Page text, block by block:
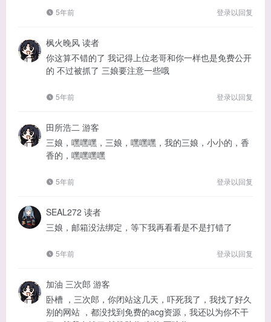
5年前 登录以回复
枫火晚风 读者
你这算不错的了 我记得上位老哥和你一样也是免费公开
的 不过被抓了 三娘要注意一些哦
5年前 登录以回复
田所浩二 游客
三娘，嘿嘿嘿，三娘，嘿嘿嘿，我的三娘，小小的，香
香的，嘿嘿嘿嘿
5年前 登录以回复
SEAL272 读者
三娘，邮箱没法绑定，等下我再看看是不是打错了
5年前 登录以回复
加油 三次郎 游客
卧槽 ，三次郎，你闭站这几天，吓死我了，我找了好久
别的网站 ，都没找到免费的acg资源，我还以为你不干